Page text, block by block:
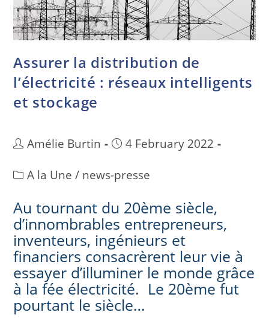
Assurer la distribution de
l’électricité : réseaux intelligents
et stockage
Amélie Burtin
4 February 2022
A la Une / news-presse
Au tournant du 20ème siècle,
d’innombrables entrepreneurs,
inventeurs, ingénieurs et
financiers consacrèrent leur vie à
essayer d’illuminer le monde grâce
à la fée électricité. Le 20ème fut
pourtant le siècle…